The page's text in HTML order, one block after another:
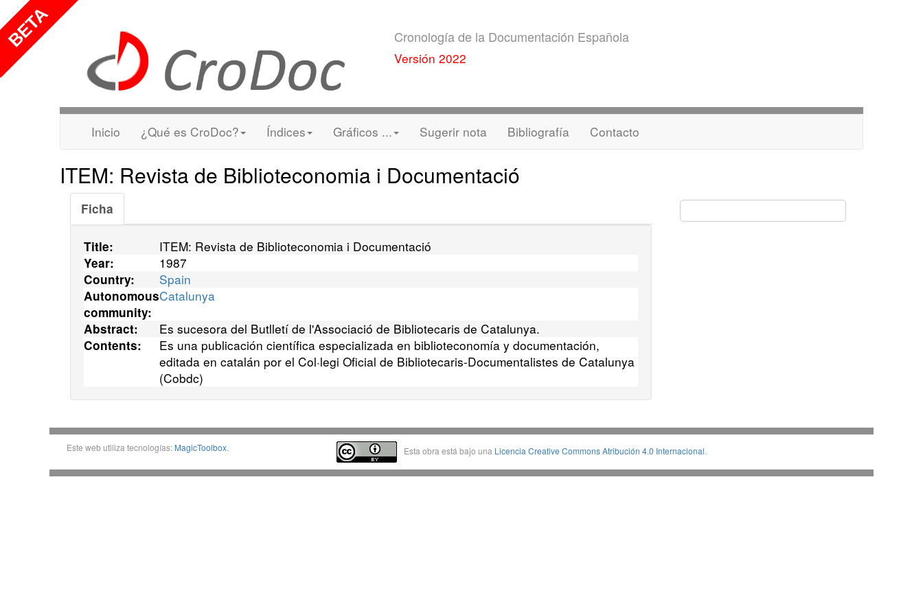
Cronología de la Documentación Española
Versión 2022
Inicio ¿Qué es CroDoc? Índices Gráficos ... Sugerir nota Bibliografía Contacto
ITEM: Revista de Biblioteconomia i Documentació
Ficha
Title: ITEM: Revista de Biblioteconomia i Documentació
Year: 1987
Country: Spain
Autonomous
community:
Catalunya
Abstract: Es sucesora del Butlletí de l'Associació de Bibliotecaris de Catalunya.
Contents:
Es una publicación científica especializada en biblioteconomía y documentación,
editada en catalán por el Col·legi Oficial de Bibliotecaris-Documentalistes de Catalunya
(Cobdc)
Este web utiliza tecnologías: MagicToolbox. Esta obra está bajo una Licencia Creative Commons Atribución 4.0 Internacional.